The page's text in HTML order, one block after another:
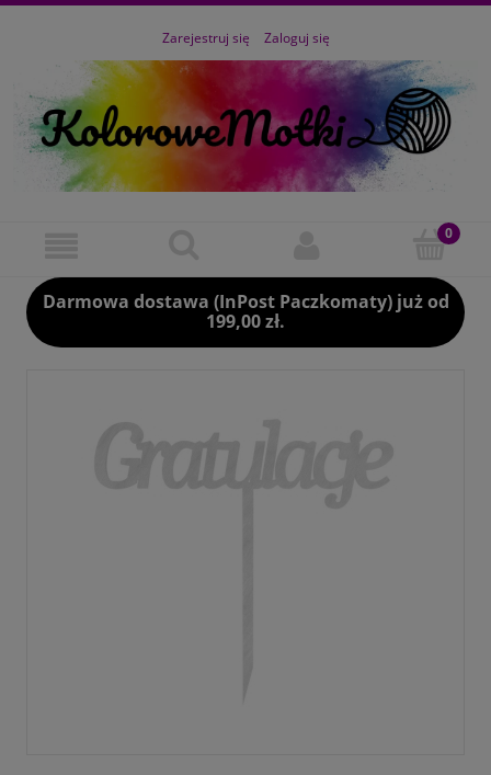
Zarejestruj się Zaloguj się
Darmowa dostawa (InPost Paczkomaty) już od
199,00 zł.